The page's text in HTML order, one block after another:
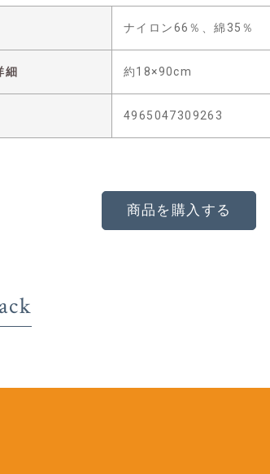
ナイロン66％、綿35％
細 約18×90cm
4965047309263
商品を購入する